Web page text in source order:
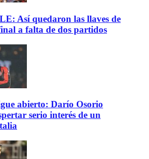
Así quedaron las llaves de
a falta de dos partidos
abierto: Darío Osorio
serio interés de un